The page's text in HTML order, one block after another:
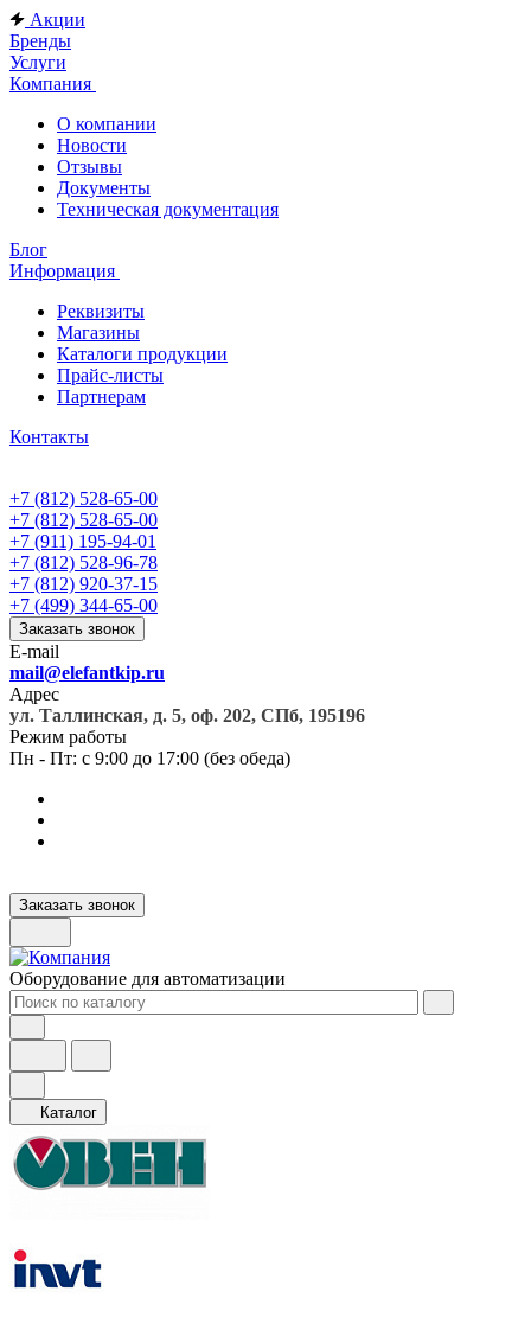
Акции
Бренды
Услуги
Компания
О компании
Новости
Отзывы
Документы
Техническая документация
Блог
Информация
Реквизиты
Магазины
Каталоги продукции
Прайс-листы
Партнерам
Контакты
+7 (812) 528-65-00
+7 (812) 528-65-00
+7 (911) 195-94-01
+7 (812) 528-96-78
+7 (812) 920-37-15
+7 (499) 344-65-00
Заказать звонок
E-mail
mail@elefantkip.ru
Адрес
ул. Таллинская, д. 5, оф. 202, СПб, 195196
Режим работы
Пн - Пт: с 9:00 до 17:00 (без обеда)
Заказать звонок
Оборудование для автоматизации
Каталог